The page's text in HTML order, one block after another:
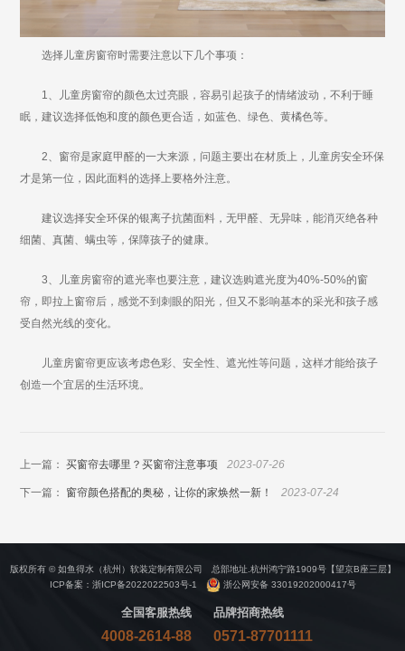
选择儿童房窗帘时需要注意以下几个事项：
1、儿童房窗帘的颜色太过亮眼，容易引起孩子的情绪波动，不利于睡
眠，建议选择低饱和度的颜色更合适，如蓝色、绿色、黄橘色等。
2、窗帘是家庭甲醛的一大来源，问题主要出在材质上，儿童房安全环保
才是第一位，因此面料的选择上要格外注意。
建议选择安全环保的银离子抗菌面料，无甲醛、无异味，能消灭绝各种
细菌、真菌、螨虫等，保障孩子的健康。
3、儿童房窗帘的遮光率也要注意，建议选购遮光度为40%-50%的窗
帘，即拉上窗帘后，感觉不到刺眼的阳光，但又不影响基本的采光和孩子感
受自然光线的变化。
儿童房窗帘更应该考虑色彩、安全性、遮光性等问题，这样才能给孩子
创造一个宜居的生活环境。
上一篇：买窗帘去哪里？买窗帘注意事项 2023-07-26
下一篇： 窗帘颜色搭配的奥秘，让你的家焕然一新！ 2023-07-24
版权所有 © 如鱼得水（杭州）软装定制有限公司 总部地址.杭州鸿宁路1909号【望京B座三层】
ICP备案： 浙ICP备2022022503号-1 浙公网安备 33019202000417号
全国客服热线
4008-2614-88
品牌招商热线
0571-87701111